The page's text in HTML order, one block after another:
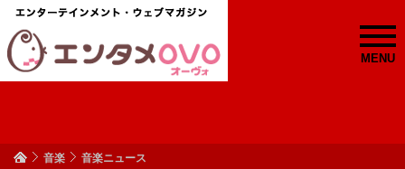
MENU
音楽 音楽ニュース